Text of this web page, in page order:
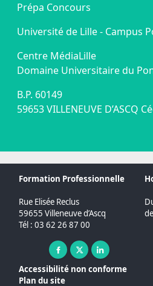
Prépa Concours
Université de Lille - Campus
Centre MédiaLille
Domaine Universitaire du
B.P. 60149
59653 VILLENEUVE D’ASCQ
Formation Professionnelle
Rue Elisée Reclus
59655 Villeneuve d’Ascq
Tél : 03 62 26 87 00
Facebook ( nouvelle
X ( nouvelle
Linkedin (
Accessibilité non conforme
Plan du site